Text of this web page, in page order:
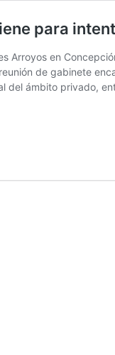
para
Arroyos en
de gabinete
del ámbito privado,